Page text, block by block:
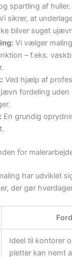
spartling af huller.
sikrer, at
bliver suget
Vi vælger
– f.eks.
Ved hjælp af
fordeling uden
En grundig
for
har udviklet
der gør
Ideel til kontorer
pletter kan nemt